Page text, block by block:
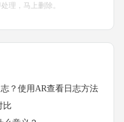
理，马上删除。
？使用AR查看日志方法
比